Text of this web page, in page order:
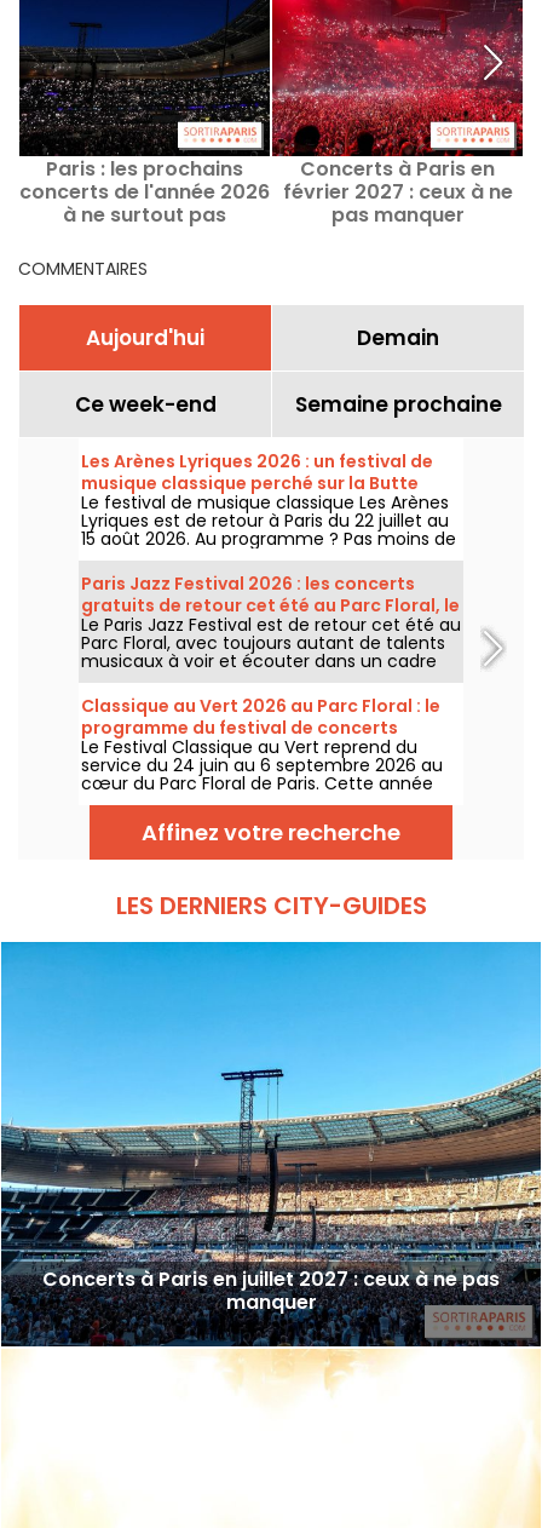
Paris : les prochains
concerts de l'année 2026
à ne surtout pas
Concerts à Paris en
février 2027 : ceux à ne
pas manquer
COMMENTAIRES
Aujourd'hui Demain
Ce week-end Semaine prochaine
Les Arènes Lyriques 2026 : un festival de
musique classique perché sur la Butte
Montmartre
Le festival de musique classique Les Arènes
Lyriques est de retour à Paris du 22 juillet au
15 août 2026. Au programme ? Pas moins de
16 concerts donnés au sein des Arènes de
Montmartre, un cadre idyllique pour écouter
les grands classiques.
Paris Jazz Festival 2026 : les concerts
gratuits de retour cet été au Parc Floral, le
programme
Le Paris Jazz Festival est de retour cet été au
Parc Floral, avec toujours autant de talents
musicaux à voir et écouter dans un cadre
bucolique. Voici le programme des concerts
gratuits à découvrir du 24 juin au 6
septembre 2026 !
Classique au Vert 2026 au Parc Floral : le
programme du festival de concerts
gratuits
Le Festival Classique au Vert reprend du
service du 24 juin au 6 septembre 2026 au
cœur du Parc Floral de Paris. Cette année
encore, Classique au Vert invite les
mélomanes et les néophytes à prendre du
bon tempo et du beau temps auprès
d’artistes reconnus et en devenir.
Affinez votre recherche
LES DERNIERS CITY-GUIDES
Concerts à Paris en juillet 2027 : ceux à ne pas
manquer